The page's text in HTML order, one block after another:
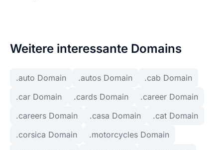
Weitere interessante Domains
.auto Domain .autos Domain
.cab Domain
.car Domain
.cards Domain
.career Domain
.careers Domain
.casa Domain
.cat Domain
.corsica Domain
.motorcycles Domain